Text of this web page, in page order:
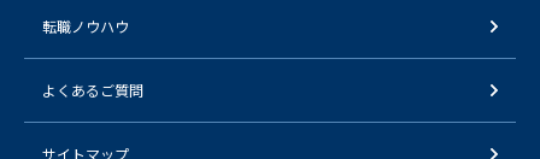
転職ノウハウ
よくあるご質問
サイトマップ